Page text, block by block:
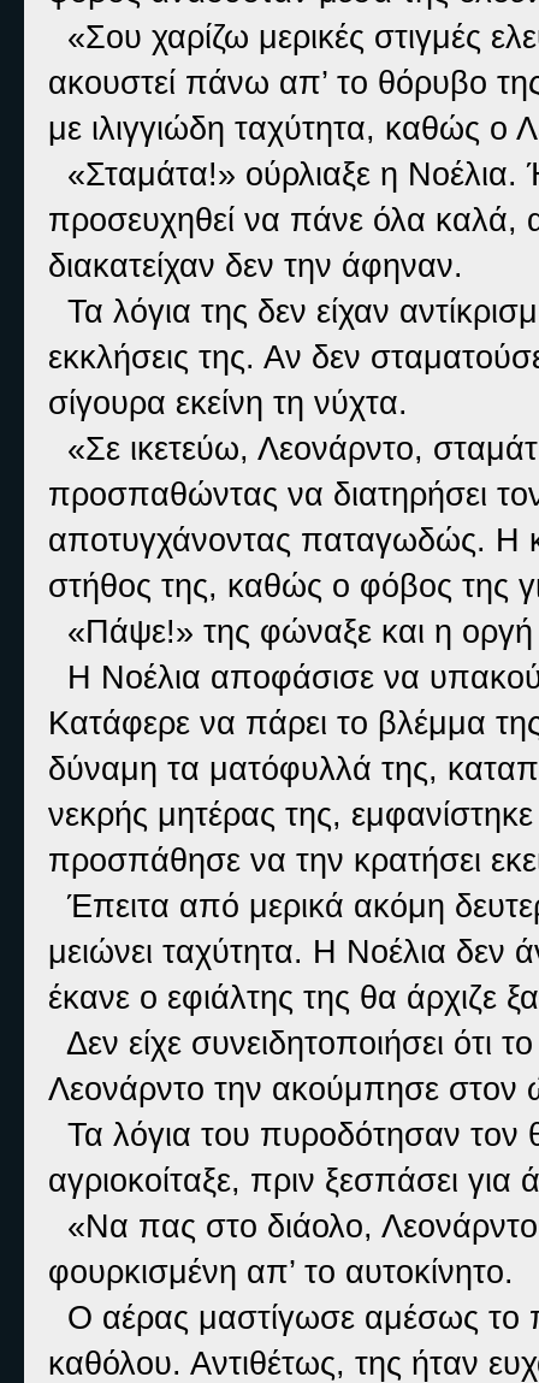
«Σου χαρίζω μερικές στιγμές
ακουστεί πάνω απ’ το θόρυβο
με ιλιγγιώδη ταχύτητα, καθώς ο
«Σταμάτα!» ούρλιαξε η Νοέλια.
προσευχηθεί να πάνε όλα καλά,
διακατείχαν δεν την άφηναν.
Τα λόγια της δεν είχαν
εκκλήσεις της. Αν δεν
σίγουρα εκείνη τη νύχτα.
«Σε ικετεύω, Λεονάρντο,
προσπαθώντας να διατηρήσει
αποτυγχάνοντας παταγωδώς. Η
στήθος της, καθώς ο φόβος της
«Πάψε!» της φώναξε και η
Η Νοέλια αποφάσισε να
Κατάφερε να πάρει το βλέμμα
δύναμη τα ματόφυλλά της,
νεκρής μητέρας της,
προσπάθησε να την κρατήσει
Έπειτα από μερικά ακόμη
μειώνει ταχύτητα. Η Νοέλια δεν
έκανε ο εφιάλτης της θα άρχιζε
Δεν είχε συνειδητοποιήσει
Λεονάρντο την ακούμπησε στον
Τα λόγια του πυροδότησαν τον
αγριοκοίταξε, πριν ξεσπάσει
«Να πας στο διάολο, Λεονάρντο
φουρκισμένη απ’ το αυτοκίνητο.
Ο αέρας μαστίγωσε αμέσως το
καθόλου. Αντιθέτως, της ήταν